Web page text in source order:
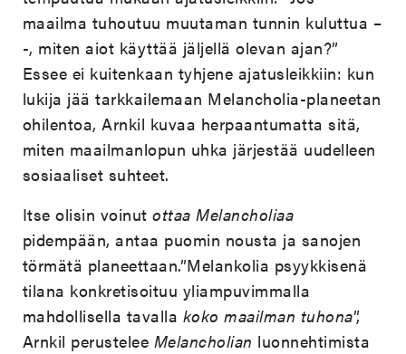
maailma tuhoutuu muutaman tunnin kuluttua –
-, miten aiot käyttää jäljellä olevan ajan?”
Essee ei kuitenkaan tyhjene ajatusleikkiin: kun
lukija jää tarkkailemaan Melancholia-planeetan
ohilentoa, Arnkil kuvaa herpaantumatta sitä,
miten maailmanlopun uhka järjestää uudelleen
sosiaaliset suhteet.
Itse olisin voinutottaa Melancholiaa
pidempään, antaa puomin nousta ja sanojen
törmätä planeettaan.”Melankolia psyykkisenä
tilana konkretisoituu yliampuvimmalla
mahdollisella tavalla koko maailman tuhona”,
Arnkil perustelee Melancholian luonnehtimista